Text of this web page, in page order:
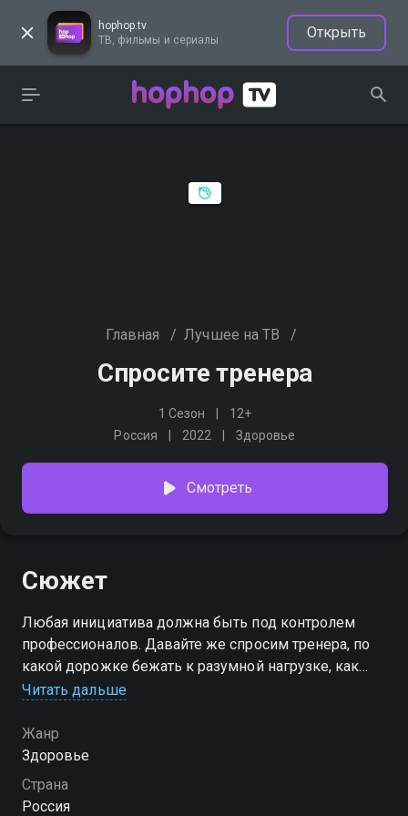
hophop.tv
ТВ, фильмы и сериалы
Открыть
Главная / Лучшее на ТВ /
Спросите тренера
1 Сезон
12+
Россия
2022 Здоровье
Смотреть
Сюжет
Любая инициатива должна быть под контролем
профессионалов. Давайте же спросим тренера, по
какой дорожке бежать к разумной нагрузке, как
правильно рулить своей тренировкой, чтобы все
Читать дальше
Жанр
Здоровье
Страна
Россия